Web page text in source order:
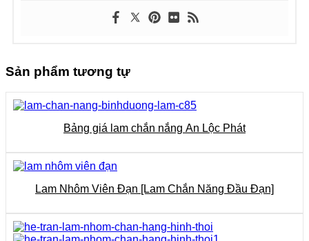
Sản phẩm tương tự
Bảng giá lam chắn nắng An Lộc Phát
Lam Nhôm Viên Đạn [Lam Chắn Năng Đầu Đạn]